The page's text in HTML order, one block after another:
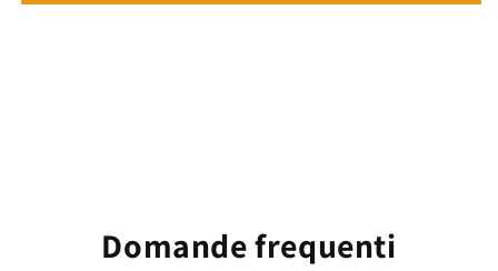
Domande frequenti